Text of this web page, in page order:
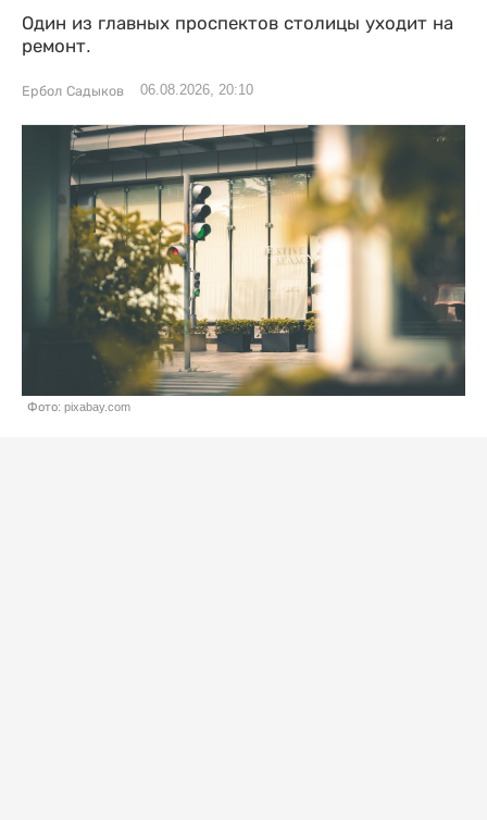
Один из главных проспектов столицы уходит на
ремонт.
Ербол Садыков 06.08.2026, 20:10
Фото: pixabay.com